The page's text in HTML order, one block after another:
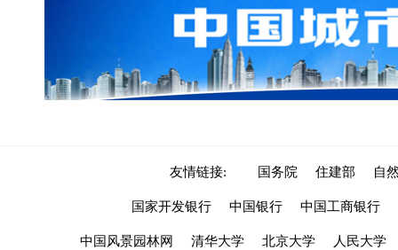
友情链接: 国务院 住建部 自
国家开发银行 中国银行 中国工商银行
中国风景园林网 清华大学 北京大学 人民大学